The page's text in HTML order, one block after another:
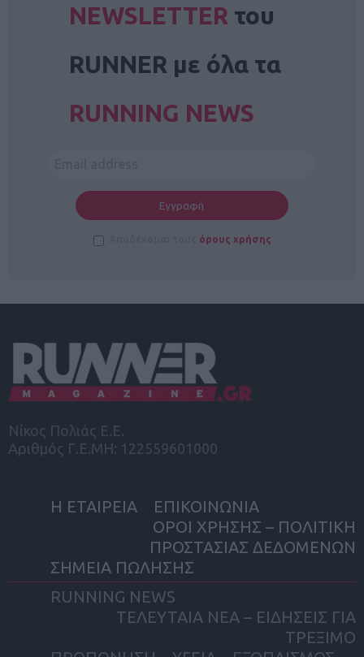
NEWSLETTER του
RUNNER με όλα τα
RUNNING NEWS
όρους χρήσης
Νίκος Πολιάς Ε.Ε.
Αριθμός Γ.Ε.ΜΗ: 122559601000
Η ΕΤΑΙΡΕΙΑ
ΕΠΙΚΟΙΝΩΝΙΑ
ΟΡΟΙ ΧΡΗΣΗΣ – ΠΟΛΙΤΙΚΗ
ΠΡΟΣΤΑΣΙΑΣ ΔΕΔΟΜΕΝΩΝ
ΣΗΜΕΙΑ ΠΩΛΗΣΗΣ
RUNNING NEWS
ΤΕΛΕΥΤΑΙΑ ΝΕΑ – ΕΙΔΗΣΕΙΣ ΓΙΑ
ΤΡΕΞΙΜΟ